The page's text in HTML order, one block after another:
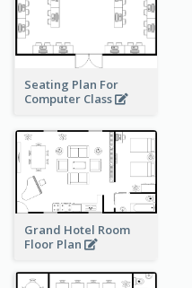
Seating Plan For
Computer Class
Grand Hotel Room
Floor Plan